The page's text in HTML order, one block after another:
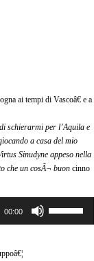
ai tempi di Vascoâ€ e a
schierarmi per l’Aquila e
a casa del mio
Sinudyne appeso nella
che un cosÃ¬ buon cinno
00:00